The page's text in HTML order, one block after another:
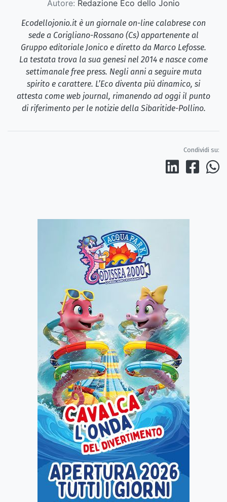
Autore: Redazione Eco dello Jonio
Ecodellojonio.it è un giornale on-line calabrese con
sede a Corigliano-Rossano (Cs) appartenente al
Gruppo editoriale Jonico e diretto da Marco Lefosse.
La testata trova la sua genesi nel 2014 e nasce come
settimanale free press. Negli anni a seguire muta
spirito e carattere. L’Eco diventa più dinamico, si
attesta come web journal, rimanendo ad oggi il punto
di riferimento per le notizie della Sibaritide-Pollino.
Condividi su: